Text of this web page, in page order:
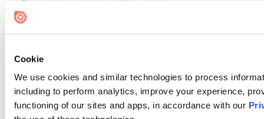
Cookie
We use cookies and similar technologies to process
including to perform analytics, improve your experience,
functioning of our sites and apps, in accordance with our